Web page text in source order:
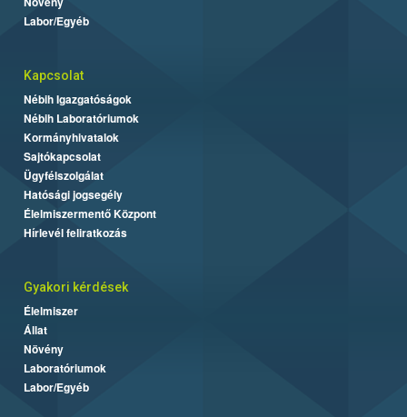
Labor/Egyéb
Kapcsolat
Nébih Igazgatóságok
Nébih Laboratóriumok
Kormányhivatalok
Sajtókapcsolat
Ügyfélszolgálat
Hatósági jogsegély
Élelmiszermentő Központ
Hírlevél feliratkozás
Gyakori kérdések
Élelmiszer
Állat
Növény
Laboratóriumok
Labor/Egyéb